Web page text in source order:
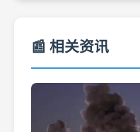
📰 相关资讯